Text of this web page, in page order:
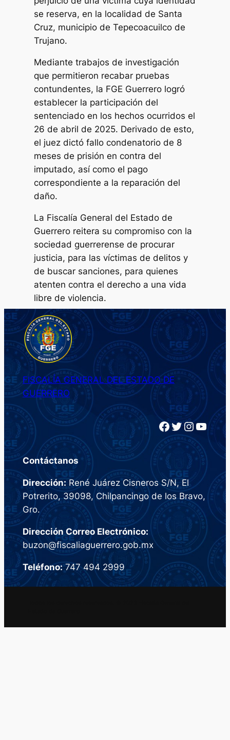
se reserva, en la localidad de Santa
Cruz, municipio de Tepecoacuilco de
Trujano.
Mediante trabajos de investigación
que permitieron recabar pruebas
contundentes, la FGE Guerrero logró
establecer la participación del
sentenciado en los hechos ocurridos el
26 de abril de 2025. Derivado de esto,
el juez dictó fallo condenatorio de 8
meses de prisión en contra del
imputado, así como el pago
correspondiente a la reparación del
daño.
La Fiscalía General del Estado de
Guerrero reitera su compromiso con la
sociedad guerrerense de procurar
justicia, para las víctimas de delitos y
de buscar sanciones, para quienes
atenten contra el derecho a una vida
libre de violencia.
FISCALÍA GENERAL DEL ESTADO DE
GUERRERO
Facebook Twitter InstagramYouTube
Contáctanos
Dirección: René Juárez Cisneros S/N, El
Potrerito, 39098, Chilpancingo de los Bravo,
Gro.
Dirección Correo Electrónico:
buzon@fiscaliaguerrero.gob.mx
Teléfono:747 494 2999